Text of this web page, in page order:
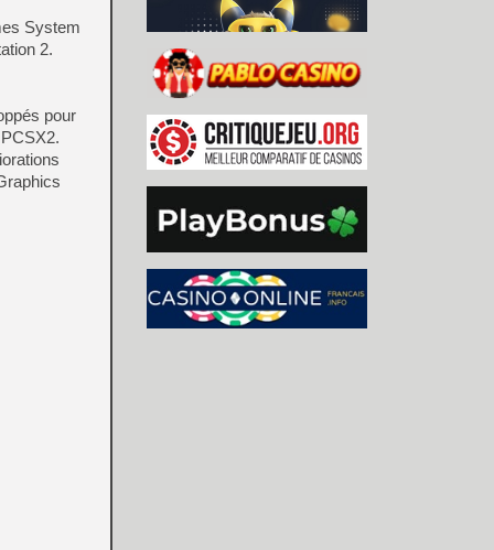
System
2.
pour